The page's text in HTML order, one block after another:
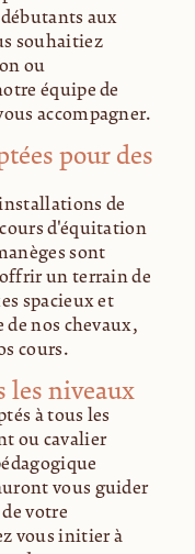
aux
souhaitiez
ou
équipe de
accompagner.
pour des
de
d'équitation
sont
un terrain de
spacieux et
de nos chevaux,
cours.
les niveaux
à tous les
ou cavalier
vous guider
votre
vous initier à